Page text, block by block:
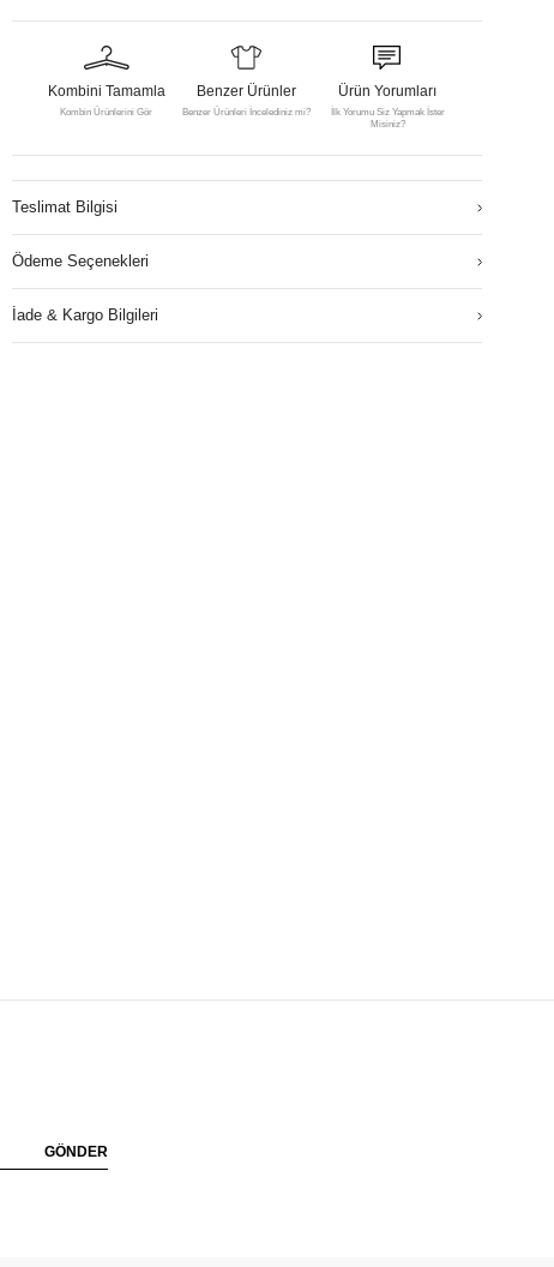
Kombini Tamamla
Kombin Ürünlerini Gör
Benzer Ürünler
Benzer Ürünleri İncelediniz mi?
Ürün Yorumları
İlk Yorumu Siz Yapmak İster
Misiniz?
Teslimat Bilgisi
Ödeme Seçenekleri
İade & Kargo Bilgileri
GÖNDER